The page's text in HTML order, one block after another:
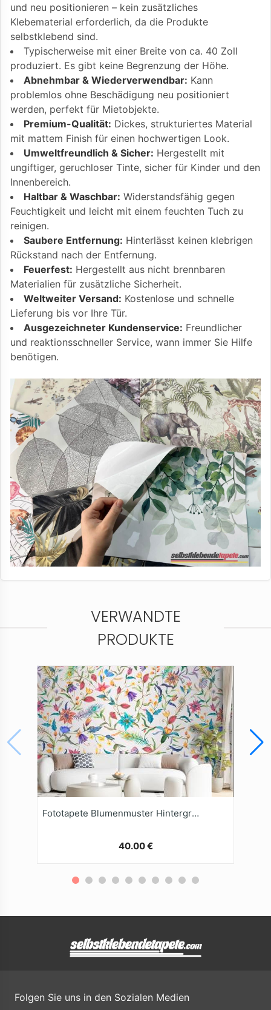
und neu positionieren – kein zusätzliches
Klebematerial erforderlich, da die Produkte
selbstklebend sind.
Typischerweise mit einer Breite von ca. 40 Zoll
produziert. Es gibt keine Begrenzung der Höhe.
Abnehmbar & Wiederverwendbar: Kann
problemlos ohne Beschädigung neu positioniert
werden, perfekt für Mietobjekte.
Premium-Qualität: Dickes, strukturiertes Material
mit mattem Finish für einen hochwertigen Look.
Umweltfreundlich & Sicher: Hergestellt mit
ungiftiger, geruchloser Tinte, sicher für Kinder und den
Innenbereich.
Haltbar & Waschbar: Widerstandsfähig gegen
Feuchtigkeit und leicht mit einem feuchten Tuch zu
reinigen.
Saubere Entfernung: Hinterlässt keinen klebrigen
Rückstand nach der Entfernung.
Feuerfest: Hergestellt aus nicht brennbaren
Materialien für zusätzliche Sicherheit.
Weltweiter Versand: Kostenlose und schnelle
Lieferung bis vor Ihre Tür.
Ausgezeichneter Kundenservice: Freundlicher
und reaktionsschneller Service, wann immer Sie Hilfe
benötigen.
VERWANDTE
PRODUKTE
Fototapete Blumenmuster Hintergrund
40.00 €
Folgen Sie uns in den Sozialen Medien